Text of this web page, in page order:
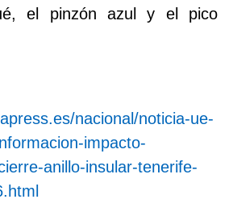
el pinzón azul y el pico
nacional/noticia-ue-
impacto-
anillo-insular-tenerife-